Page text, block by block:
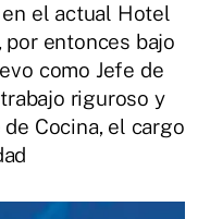
el actual Hotel
por entonces bajo
como Jefe de
riguroso y
Cocina, el cargo